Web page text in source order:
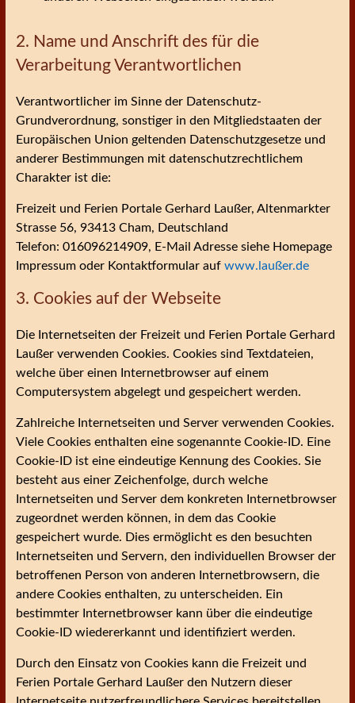
2. Name und Anschrift des für die
Verarbeitung Verantwortlichen
Verantwortlicher im Sinne der Datenschutz-
Grundverordnung, sonstiger in den Mitgliedstaaten der
Europäischen Union geltenden Datenschutzgesetze und
anderer Bestimmungen mit datenschutzrechtlichem
Charakter ist die:
Freizeit und Ferien Portale Gerhard Laußer, Altenmarkter
Strasse 56, 93413 Cham, Deutschland
Telefon: 016096214909, E-Mail Adresse siehe Homepage
Impressum oder Kontaktformular auf www.laußer.de
3. Cookies auf der Webseite
Die Internetseiten der Freizeit und Ferien Portale Gerhard
Laußer verwenden Cookies. Cookies sind Textdateien,
welche über einen Internetbrowser auf einem
Computersystem abgelegt und gespeichert werden.
Zahlreiche Internetseiten und Server verwenden Cookies.
Viele Cookies enthalten eine sogenannte Cookie-ID. Eine
Cookie-ID ist eine eindeutige Kennung des Cookies. Sie
besteht aus einer Zeichenfolge, durch welche
Internetseiten und Server dem konkreten Internetbrowser
zugeordnet werden können, in dem das Cookie
gespeichert wurde. Dies ermöglicht es den besuchten
Internetseiten und Servern, den individuellen Browser der
betroffenen Person von anderen Internetbrowsern, die
andere Cookies enthalten, zu unterscheiden. Ein
bestimmter Internetbrowser kann über die eindeutige
Cookie-ID wiedererkannt und identifiziert werden.
Durch den Einsatz von Cookies kann die Freizeit und
Ferien Portale Gerhard Laußer den Nutzern dieser